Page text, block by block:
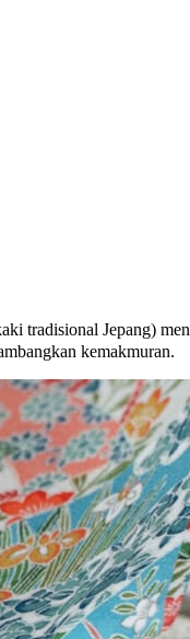
tradisional Jepang)
kemakmuran.